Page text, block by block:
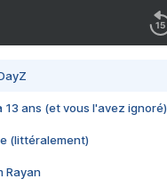
13 ans (et vous l'avez ignoré)
(littéralement)
Rayan